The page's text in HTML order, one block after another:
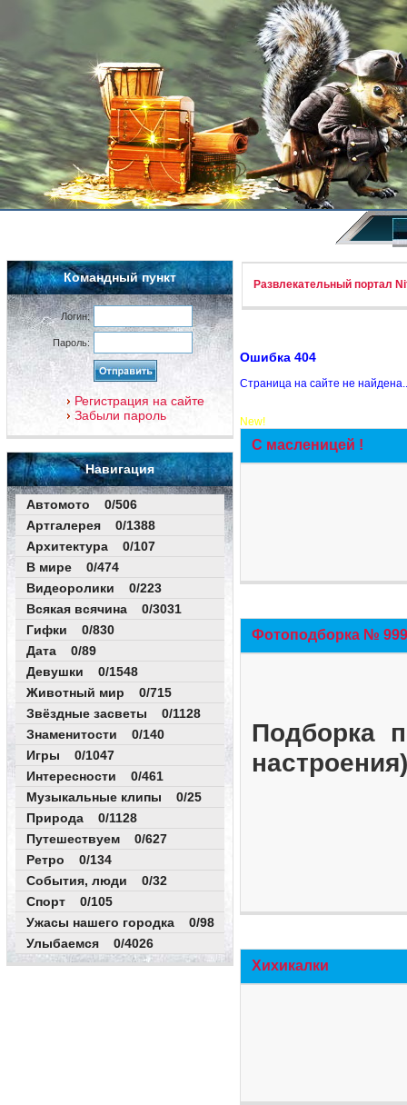
Командный пункт
Логин:
Пароль:
Регистрация на сайте
Забыли пароль
Навигация
Автомото 0/506
Артгалерея 0/1388
Архитектура 0/107
В мире 0/474
Видеоролики 0/223
Всякая всячина 0/3031
Гифки 0/830
Дата 0/89
Девушки 0/1548
Животный мир 0/715
Звёздные засветы 0/1128
Знаменитости 0/140
Игры 0/1047
Интересности 0/461
Музыкальные клипы 0/25
Природа 0/1128
Путешествуем 0/627
Ретро 0/134
События, люди 0/32
Спорт 0/105
Ужасы нашего городка 0/98
Улыбаемся 0/4026
Развлекательный портал
Ошибка 404
Страница на сайте не
New!
С масленицей !
Фотоподборка №
Подборка
Хихикалки